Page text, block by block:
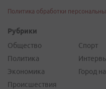
Политика обработки
Рубрики
Общество
Политика
Экономика
Происшествия
Спорт
Город